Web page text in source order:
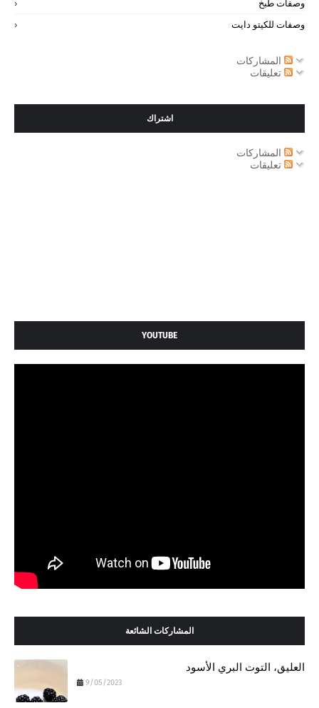
وصفات طبخ
وصفات للكيتو دايت
المشاركات
تعليقات
اشتراك
المشاركات
تعليقات
YOUTUBE
المشاركات الشائعة
العليق، التوت البري الأسود
9/05/2023